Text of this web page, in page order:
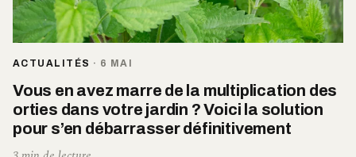
ACTUALITÉS · 6 MAI
Vous en avez marre de la multiplication des
orties dans votre jardin ? Voici la solution
pour s’en débarrasser définitivement